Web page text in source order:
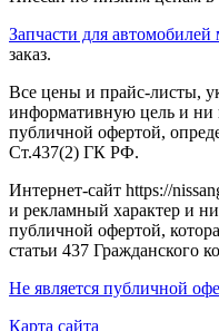
Запчасти для
заказ.
Все цены и прайс-листы,
информативную цель и ни
публичной офертой,
Ст.437(2) ГК РФ.
Интернет-сайт https://
и рекламный характер и
публичной офертой,
статьи 437 Гражданского
Не является публичной
Карта сайта